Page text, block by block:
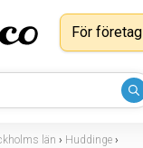
För företag
län › Huddinge ›